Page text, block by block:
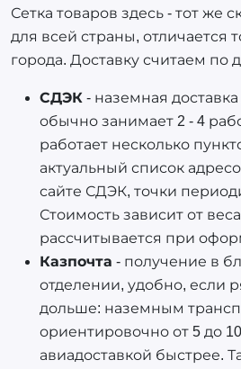
Сетка товаров здесь - тот же
для всей страны, отличается
города. Доставку считаем по
СДЭК - наземная
обычно занимает 2 - 4
работает несколько
актуальный список
сайте СДЭК, точки
Стоимость зависит от
рассчитывается при
Казпочта - получение в
отделении, удобно, если
дольше: наземным
ориентировочно от 5 до
авиадоставкой быстрее.